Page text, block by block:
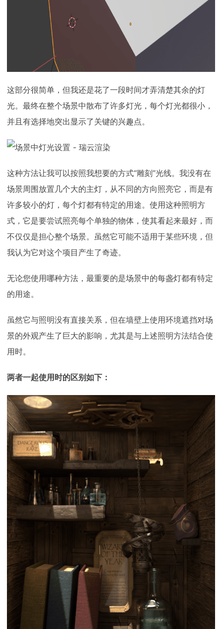
这部分很简单，但我还是花了一段时间才弄清楚其余的灯
光。最终在整个场景中散布了许多灯光，每个灯光都很小，
并且有选择地突出显示了关键的兴趣点。
这种方法让我可以按照我想要的方式“雕刻”光线。我没有在
场景周围放置几个大的主灯，从不同的方向照亮它，而是有
许多较小的灯，每个灯都有特定的用途。使用这种照明方
式，它是要尝试照亮每个单独的物体，使其看起来最好，而
不仅仅是担心整个场景。虽然它可能不适用于某些环境，但
我认为它对这个项目产生了奇迹。
无论您使用哪种方法，最重要的是场景中的每盏灯都有特定
的用途。
虽然它与照明没有直接关系，但在墙壁上使用环境遮挡对场
景的外观产生了巨大的影响，尤其是与上述照明方法结合使
用时。
两者一起使用时的区别如下：